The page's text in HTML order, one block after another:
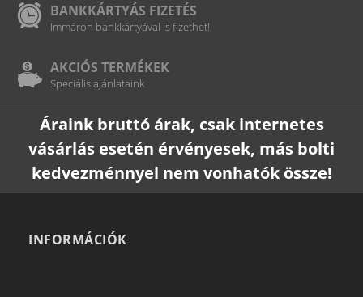
BANKKÁRTYÁS FIZETÉS
Immáron bankkártyával is fizethet!
AKCIÓS TERMÉKEK
Speciális ajánlataink
Áraink bruttó árak, csak internetes
vásárlás esetén érvényesek, más bolti
kedvezménnyel nem vonhatók össze!
INFORMÁCIÓK